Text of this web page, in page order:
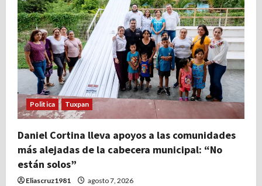
Politica Tuxpan
Daniel Cortina lleva apoyos a las comunidades
más alejadas de la cabecera municipal: “No
están solos”
Eliascruz1981 agosto 7, 2026